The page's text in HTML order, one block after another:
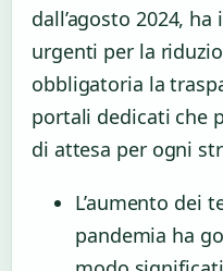
dall’agosto 2024,
urgenti per la
obbligatoria la
portali dedicati che
di attesa per ogni
L’aumento dei
pandemia ha